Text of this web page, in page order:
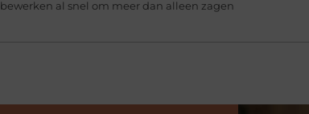
bewerken al snel om meer dan alleen zagen